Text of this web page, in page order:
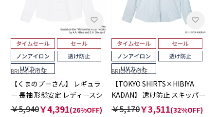
BRICK HOUSE
【くまのプーさん】 レギュラ
ー 長袖 形態安定 レディースシ
ャツ 【透け防止】
￥5,940￥4,391(26%OFF)
BRICK HOUSE
【TOKYO SHIRTS×HIBIYA
KADAN】 透け防止 スキッパー
長袖 形態安定 レディースシャ
￥5,170￥3,511(32%OFF)